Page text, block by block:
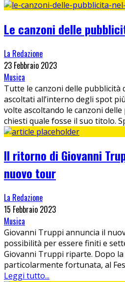
Le canzoni delle
La Redazione
23 Febbraio 2023
Musica
Tutte le canzoni delle pubblicità
ascoltati all’interno degli spot
volte ascoltando le canzoni
chiesti quale fosse il suo titolo.
Il ritorno di Giovanni
nuovo tour
La Redazione
15 Febbraio 2023
Musica
Giovanni Truppi annuncia il
possibilità per essere finiti e
Giovanni Truppi riparte. Dopo
particolarmente fortunata, al
Leggi tutto...